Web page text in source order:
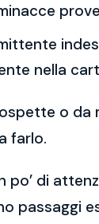
nella
o
farlo.
di
passaggi